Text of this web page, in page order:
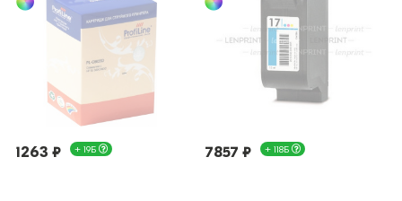
1263 ₽ + 19Б 7857 ₽ + 118Б